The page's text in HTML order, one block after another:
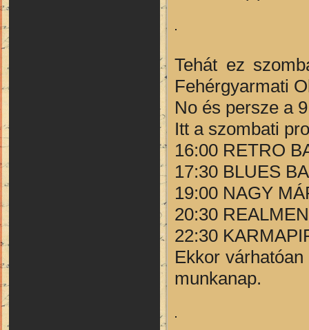
Tehát ez
Fehérgyarmati
No és persze a
Itt a szombati
16:00 RETRO
17:30 BLUES
19:00 NAGY
20:30 REALMEN
22:30
Ekkor
munkanap.